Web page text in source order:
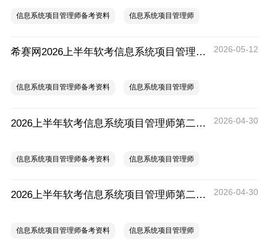
信息系统项目管理师备考资料 信息系统项目管理师
希赛网2026上半年软考信息系统项目管理师考前几页纸 2026-05-12
信息系统项目管理师备考资料 信息系统项目管理师
2026上半年软考信息系统项目管理师第二期模考试卷（论文） 2026-04-30
信息系统项目管理师备考资料 信息系统项目管理师
2026上半年软考信息系统项目管理师第二期模考试卷（案例分析） 2026-04-30
信息系统项目管理师备考资料 信息系统项目管理师